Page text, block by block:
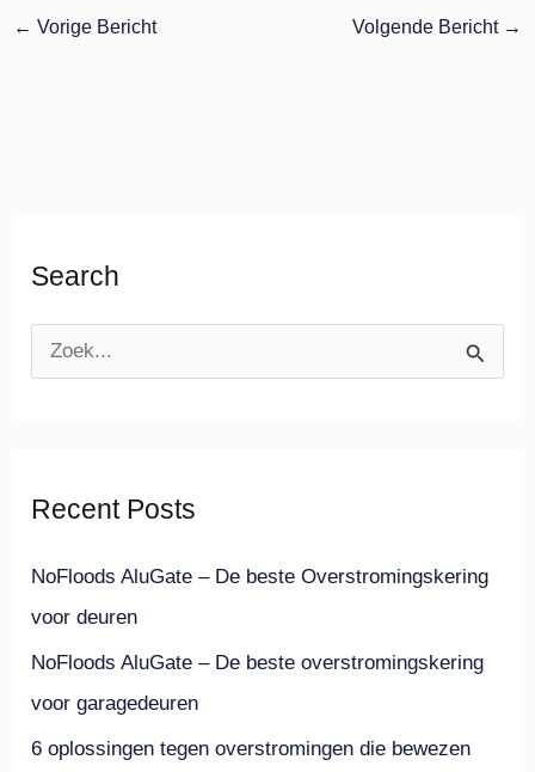
← Vorige Bericht Volgende Bericht →
Search
nRecent Posts
NoFloods AluGate – De beste Overstromingskering
voor deuren
NoFloods AluGate – De beste overstromingskering
voor garagedeuren
6 oplossingen tegen overstromingen die bewezen